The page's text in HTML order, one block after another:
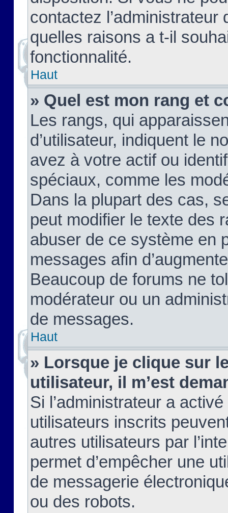
contactez
quelles raisons a t-il
fonctionnalité.
Haut
» Quel est mon rang et
Les rangs, qui
d’utilisateur, indiquent le
avez à votre actif ou
spéciaux, comme les
Dans la plupart des cas,
peut modifier le texte des
abuser de ce système en
messages afin
Beaucoup de forums ne
modérateur ou un
de messages.
Haut
» Lorsque je clique sur
utilisateur, il m’est
Si l’administrateur a
utilisateurs inscrits
autres utilisateurs par
permet d’empêcher une
de messagerie
ou des robots.